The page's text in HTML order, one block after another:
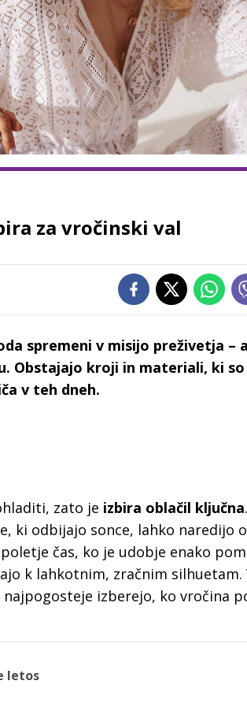
za vročinski val
spremeni v misijo preživetja –
Obstajajo kroji in materiali, ki
v teh dneh.
zato je izbira oblačil ključna.
ki odbijajo sonce, lahko naredijo
čas, ko je udobje enako
k lahkotnim, zračnim silhuetam.
izberejo, ko vročina
letos